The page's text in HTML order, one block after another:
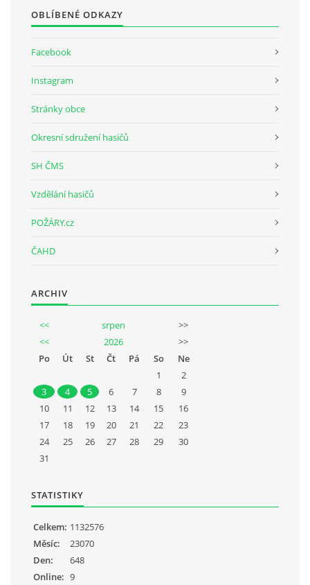
OBLÍBENÉ ODKAZY
Facebook
Instagram
Stránky obce
Okresní sdružení hasičů
SH ČMS
Vzdělání hasičů
POŽÁRY.cz
ČAHD
ARCHIV
<< srpen
>>
<<
2026
>>
Po
Út St Čt Pá So
Ne
1
2
3
4 5 6 7 8
9
10
11 12 13 14 15
16
17
18 19 20 21 22
23
24
25 26 27 28 29
30
31
STATISTIKY
Online: 9
Celkem: 1132576
Měsíc:
23070
Den:
648